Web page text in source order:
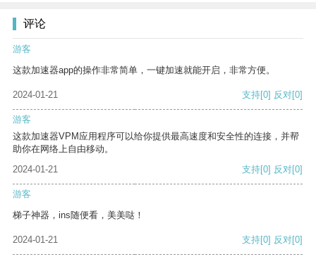
评论
游客
这款加速器app的操作非常简单，一键加速就能开启，非常方便。
2024-01-21 支持[0] 反对[0]
游客
这款加速器VPM应用程序可以给你提供最高速度和安全性的连接，并帮
助你在网络上自由移动。
2024-01-21
支持[0] 反对[0]
游客
梯子神器，ins随便看，美美哒！
2024-01-21 支持[0] 反对[0]